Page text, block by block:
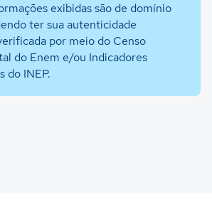
exibidas são de domínio
ter sua autenticidade
por meio do Censo
do Enem e/ou Indicadores
do INEP.